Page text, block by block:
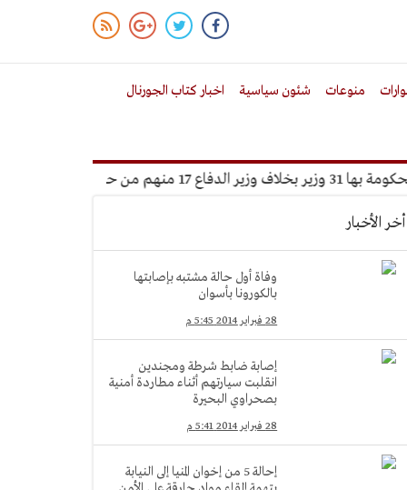
منوعات شئون سياسية اخبار كتاب الجورنال
أخر الأخبار
وفاة أول حالة مشتبه بإصابتها
بالكورونا بأسوان
28 فبراير 2014 5:45 م
إصابة ضابط شرطة ومجندين
انقلبت سيارتهم أثناء مطاردة أمنية
بصحراوي البحيرة
28 فبراير 2014 5:41 م
إحالة 5 من إخوان المنيا إلى النيابة